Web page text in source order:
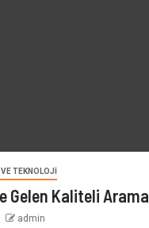
TEKNOLOJI
Gelen Kaliteli Arama
admin